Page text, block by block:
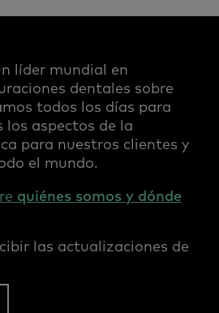
líder mundial en
dentales sobre
todos los días para
aspectos de la
para nuestros clientes y
el mundo.
quiénes somos y dónde
las actualizaciones de